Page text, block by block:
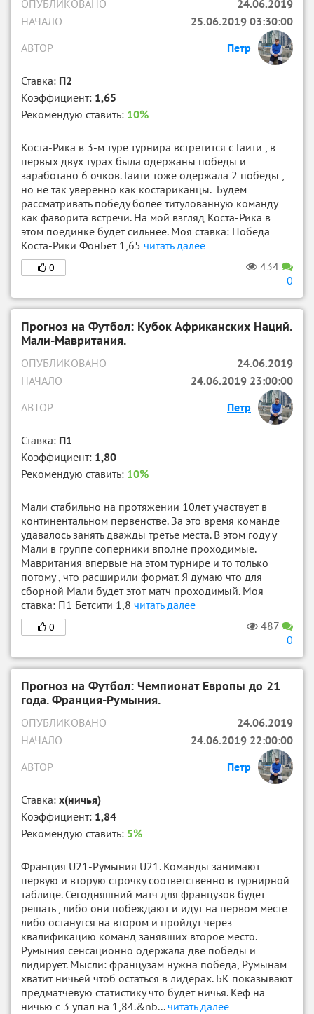
ОПУБЛИКОВАНО
24.06.2019
НАЧАЛО
25.06.2019 03:30:00
АВТОР
Петр
Ставка: П2
Коэффициент: 1,65
Рекомендую ставить: 10%
Коста-Рика в 3-м туре турнира встретится с Гаити , в
первых двух турах была одержаны победы и
заработано 6 очков. Гаити тоже одержала 2 победы ,
но не так уверенно как костариканцы. Будем
рассматривать победу более титулованную команду
как фаворита встречи. На мой взгляд Коста-Рика в
этом поединке будет сильнее. Моя ставка: Победа
Коста-Рики ФонБет 1,65 читать далее
0
434
0
Прогноз на Футбол: Кубок Африканских Наций.
Мали-Мавритания.
ОПУБЛИКОВАНО
24.06.2019
НАЧАЛО
24.06.2019 23:00:00
АВТОР
Петр
Ставка: П1
Коэффициент: 1,80
Рекомендую ставить: 10%
Мали стабильно на протяжении 10лет участвует в
континентальном первенстве. За это время команде
удавалось занять дважды третье места. В этом году у
Мали в группе соперники вполне проходимые.
Мавритания впервые на этом турнире и то только
потому , что расширили формат. Я думаю что для
сборной Мали будет этот матч проходимый. Моя
ставка: П1 Бетсити 1,8 читать далее
0
487
0
Прогноз на Футбол: Чемпионат Европы до 21
года. Франция-Румыния.
ОПУБЛИКОВАНО
24.06.2019
НАЧАЛО
24.06.2019 22:00:00
АВТОР
Петр
Ставка: х(ничья)
Коэффициент: 1,84
Рекомендую ставить: 5%
Франция U21-Румыния U21. Команды занимают
первую и вторую строчку соответственно в турнирной
таблице. Сегодняшний матч для французов будет
решать , либо они побеждают и идут на первом месте
либо останутся на втором и пройдут через
квалификацию команд занявших второе место.
Румыния сенсационно одержала две победы и
лидирует. Мысли: французам нужна победа, Румынам
хватит ничьей чтоб остаться в лидерах. БК показывают
предматчевую статистику что будет ничья. Кеф на
ничью с 3 упал на 1,84.&nb...читать далее